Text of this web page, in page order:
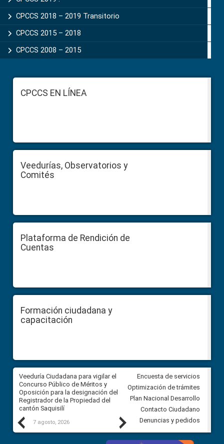
CPCCS 2018 – 2019 Transitorio
CPCCS 2015 – 2018
CPCCS 2008 – 2015
FooterCPCCS EN LÍNEA
Veedurías, Observatorios y
Comités
Plataforma de Rendición de
Cuentas
Formación ciudadana y
capacitación
Previous
Veeduría Ciudadana para vigilar el
Concurso Público de Méritos y
Oposición para la designación del
Registrador de la Propiedad del
cantón Saquisilí
7 agosto, 2026
Veeduría Ciudadana para
construcción del asfaltado de
diferentes barrios del sector
Ballenita del cantón Santa
7 agosto, 2026
Next
Encuesta de servicios
Optimización de trámites
Plan Nacional Desarrollo
Contacto Ciudadano
Denuncias y pedidos